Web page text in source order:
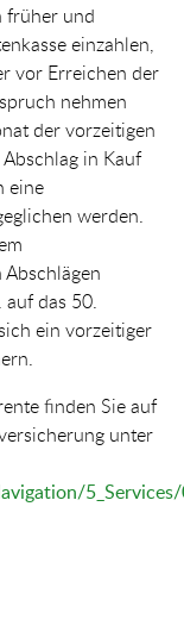
früher und
einzahlen,
vor Erreichen der
nehmen
der vorzeitigen
in Kauf
eine
werden.
das 50.
ein vorzeitiger
finden Sie auf
unter